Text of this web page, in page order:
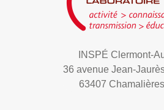
INSPÉ Clermont-
36 avenue Jean-
63407